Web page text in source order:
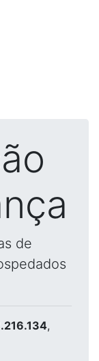
de
,